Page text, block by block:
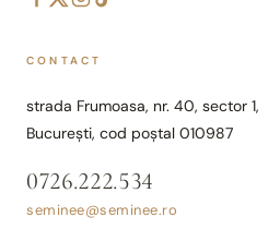
CONTACT
strada Frumoasa, nr. 40, sector 1,
București, cod poștal 010987
0726.222.534
seminee@seminee.ro